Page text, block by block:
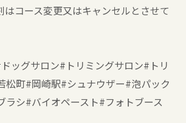
コース変更又はキャンセルとさせて
ッグサロン#トリミングサロン#トリ
松町#岡崎駅#シュナウザー#泡パック
ラシ#バイオペースト#フォトブース